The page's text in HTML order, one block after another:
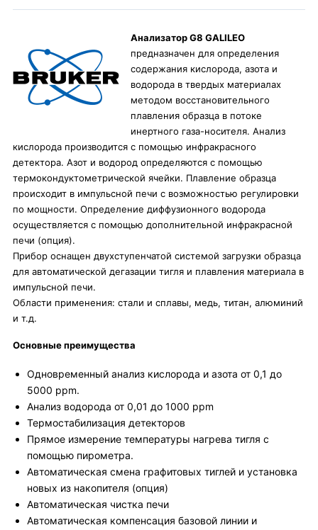
Анализатор G8 GALILEO
предназначен для определения
содержания кислорода, азота и
водорода в твердых материалах
методом восстановительного
плавления образца в потоке
инертного газа-носителя. Анализ
кислорода производится с помощью инфракрасного
детектора. Азот и водород определяются с помощью
термокондуктометрической ячейки. Плавление образца
происходит в импульсной печи с возможностью регулировки
по мощности. Определение диффузионного водорода
осуществляется с помощью дополнительной инфракрасной
печи (опция).
Прибор оснащен двухступенчатой системой загрузки образца
для автоматической дегазации тигля и плавления материала в
импульсной печи.
Области применения: стали и сплавы, медь, титан, алюминий
и т.д.
Основные преимущества
Одновременный анализ кислорода и азота от 0,1 до
5000 ppm.
Анализ водорода от 0,01 до 1000 ppm
Термостабилизация детекторов
Прямое измерение температуры нагрева тигля с
помощью пирометра.
Автоматическая смена графитовых тиглей и установка
новых из накопителя (опция)
Автоматическая чистка печи
Автоматическая компенсация базовой линии и